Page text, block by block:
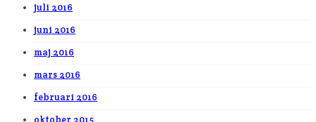
juli 2016
juni 2016
maj 2016
mars 2016
februari 2016
oktober 2015